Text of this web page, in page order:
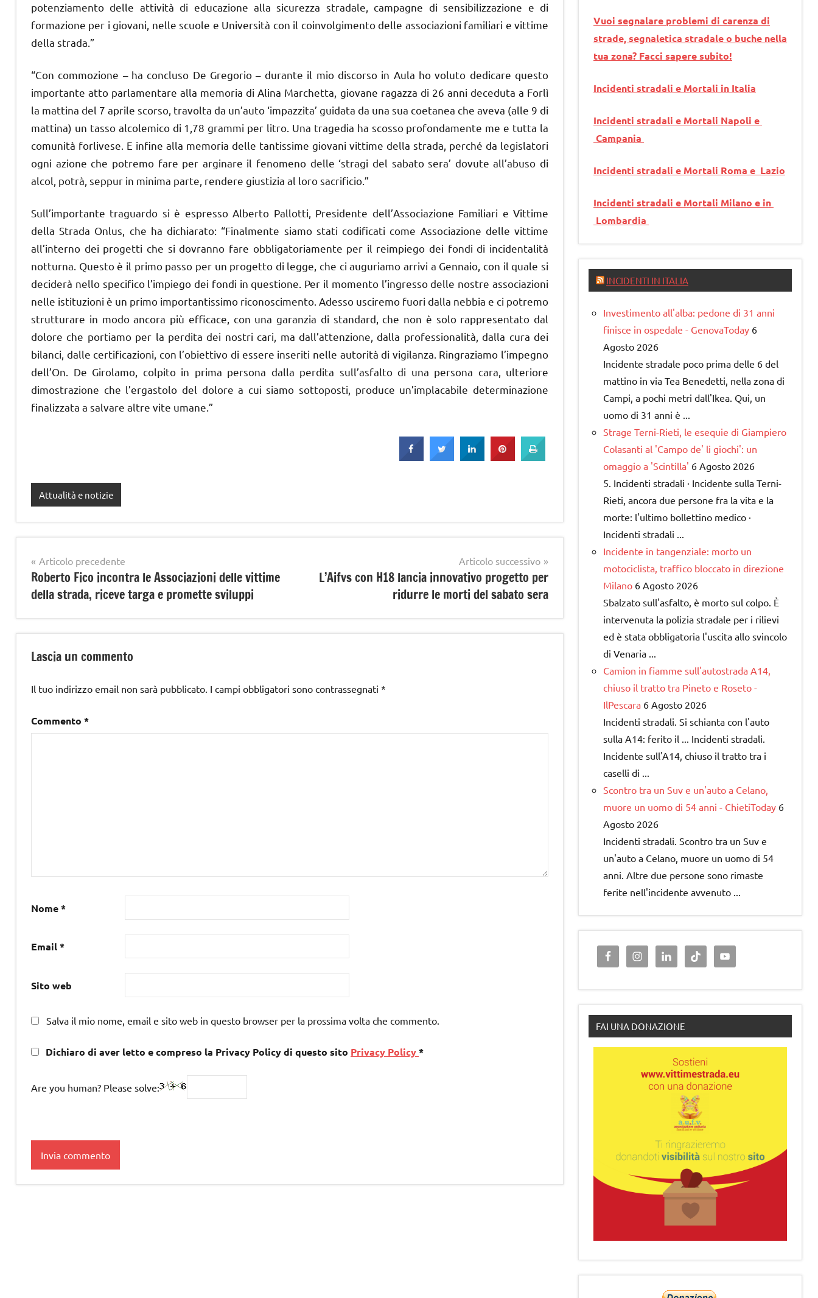
potenziamento delle attività di educazione alla sicurezza stradale, campagne di sensibilizzazione e di
formazione per i giovani, nelle scuole e Università con il coinvolgimento delle associazioni familiari e vittime
della strada.”
“Con commozione – ha concluso De Gregorio – durante il mio discorso in Aula ho voluto dedicare questo
importante atto parlamentare alla memoria di Alina Marchetta, giovane ragazza di 26 anni deceduta a Forlì
la mattina del 7 aprile scorso, travolta da un’auto ‘impazzita’ guidata da una sua coetanea che aveva (alle 9 di
mattina) un tasso alcolemico di 1,78 grammi per litro. Una tragedia ha scosso profondamente me e tutta la
comunità forlivese. E infine alla memoria delle tantissime giovani vittime della strada, perché da legislatori
ogni azione che potremo fare per arginare il fenomeno delle ‘stragi del sabato sera’ dovute all’abuso di
alcol, potrà, seppur in minima parte, rendere giustizia al loro sacrificio.”
Sull’importante traguardo si è espresso Alberto Pallotti, Presidente dell’Associazione Familiari e Vittime
della Strada Onlus, che ha dichiarato: “Finalmente siamo stati codificati come Associazione delle vittime
all’interno dei progetti che si dovranno fare obbligatoriamente per il reimpiego dei fondi di incidentalità
notturna. Questo è il primo passo per un progetto di legge, che ci auguriamo arrivi a Gennaio, con il quale si
deciderà nello specifico l’impiego dei fondi in questione. Per il momento l’ingresso delle nostre associazioni
nelle istituzioni è un primo importantissimo riconoscimento. Adesso usciremo fuori dalla nebbia e ci potremo
strutturare in modo ancora più efficace, con una garanzia di standard, che non è solo rappresentato dal
dolore che portiamo per la perdita dei nostri cari, ma dall’attenzione, dalla professionalità, dalla cura dei
bilanci, dalle certificazioni, con l’obiettivo di essere inseriti nelle autorità di vigilanza. Ringraziamo l’impegno
dell’On. De Girolamo, colpito in prima persona dalla perdita sull’asfalto di una persona cara, ulteriore
dimostrazione che l’ergastolo del dolore a cui siamo sottoposti, produce un’implacabile determinazione
finalizzata a salvare altre vite umane.”
Attualità e notizie
Navigazione
articoli
Articolo precedente
Roberto Fico incontra le Associazioni delle vittime
della strada, riceve targa e promette sviluppi
Articolo successivo
L’Aifvs con H18 lancia innovativo progetto per
ridurre le morti del sabato sera
Lascia un commento
Il tuo indirizzo email non sarà pubblicato. I campi obbligatori sono contrassegnati *
Commento *
Nome*
Email*
Sito web
Salva il mio nome, email e sito web in questo browser per la prossima volta che commento.
Dichiaro di aver letto e compreso la Privacy Policy di questo sito Privacy Policy*
Are you human? Please solve:
Vuoi segnalare problemi di carenza di
strade, segnaletica stradale o buche nella
tua zona? Facci sapere subito!
Incidenti stradali e Mortali in Italia
Incidenti stradali e Mortali Napoli e
Campania
Incidenti stradali e Mortali Roma e Lazio
Incidenti stradali e Mortali Milano e in
Lombardia
INCIDENTI IN ITALIA
Investimento all'alba: pedone di 31 anni
finisce in ospedale - GenovaToday 6
Agosto 2026
Incidente stradale poco prima delle 6 del
mattino in via Tea Benedetti, nella zona di
Campi, a pochi metri dall'Ikea. Qui, un
uomo di 31 anni è ...
Strage Terni-Rieti, le esequie di Giampiero
Colasanti al 'Campo de' li giochi': un
omaggio a 'Scintilla' 6 Agosto 2026
5. Incidenti stradali · Incidente sulla Terni-
Rieti, ancora due persone fra la vita e la
morte: l'ultimo bollettino medico ·
Incidenti stradali ...
Incidente in tangenziale: morto un
motociclista, traffico bloccato in direzione
Milano 6 Agosto 2026
Sbalzato sull'asfalto, è morto sul colpo. È
intervenuta la polizia stradale per i rilievi
ed è stata obbligatoria l'uscita allo svincolo
di Venaria ...
Camion in fiamme sull'autostrada A14,
chiuso il tratto tra Pineto e Roseto -
IlPescara 6 Agosto 2026
Incidenti stradali. Si schianta con l'auto
sulla A14: ferito il ... Incidenti stradali.
Incidente sull'A14, chiuso il tratto tra i
caselli di ...
Scontro tra un Suv e un'auto a Celano,
muore un uomo di 54 anni - ChietiToday 6
Agosto 2026
Incidenti stradali. Scontro tra un Suv e
un'auto a Celano, muore un uomo di 54
anni. Altre due persone sono rimaste
ferite nell'incidente avvenuto ...
FAI UNA DONAZIONE